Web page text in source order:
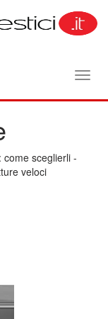
come sceglierli -
veloci